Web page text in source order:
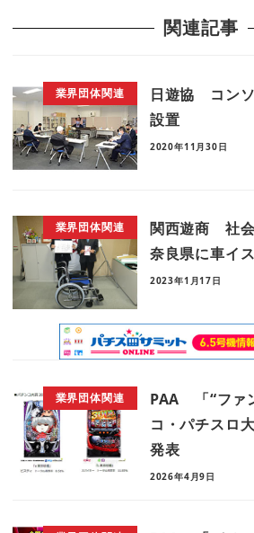
関連記事
業界団体関連
日遊協 コン
設置
2020年11月30日
業界団体関連
関西遊商 社
奈良県に車イ
2023年1月17日
業界団体関連
PAA 「“ファ
コ・パチスロ
発表
2026年4月9日